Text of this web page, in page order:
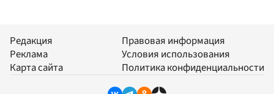
Редакция
Реклама
Карта сайта
Правовая информация
Условия использования
Политика конфиденциальности